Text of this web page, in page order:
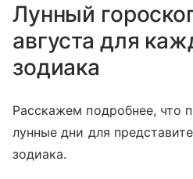
Лунный
августа для
зодиака
Расскажем подробнее, что
лунные дни для
зодиака.